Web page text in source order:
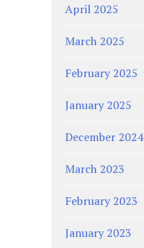
April 2025
March 2025
February 2025
January 2025
December 2024
March 2023
February 2023
January 2023